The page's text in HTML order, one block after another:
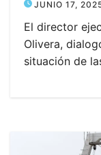
JUNIO 17,
El director
Olivera,
situación de